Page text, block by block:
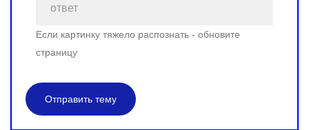
Если картинку тяжело распознать - обновите
страницу
Отправить тему